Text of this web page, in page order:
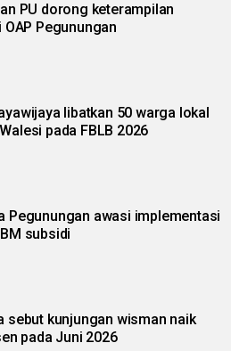
PU dorong keterampilan
Pegunungan
libatkan 50 warga lokal
pada FBLB 2026
Pegunungan awasi implementasi
subsidi
sebut kunjungan wisman naik
pada Juni 2026